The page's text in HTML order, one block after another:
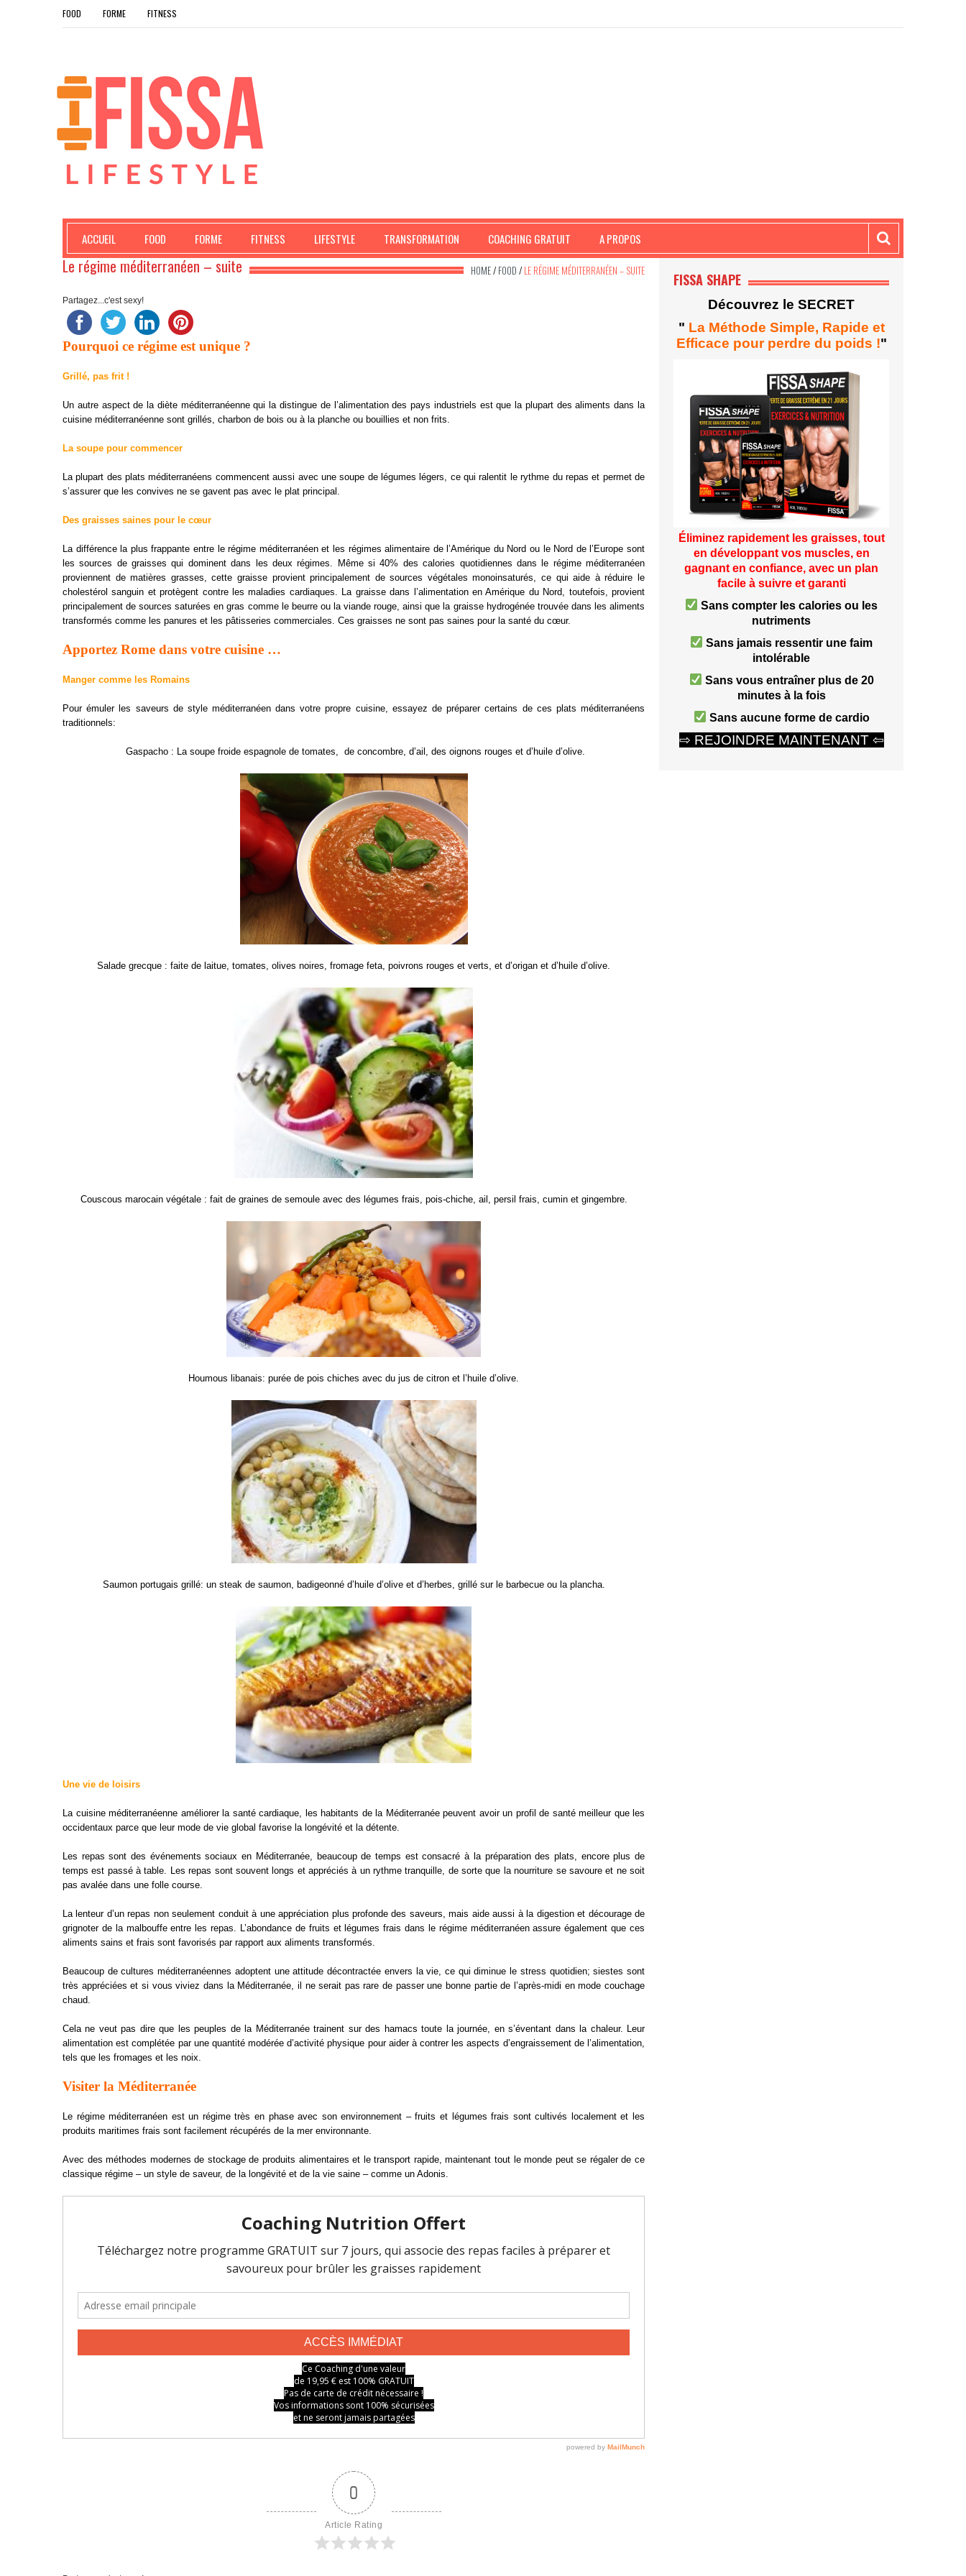
FOOD FORME FITNESS
ACCUEIL FOOD FORME FITNESS LIFESTYLE TRANSFORMATION COACHING GRATUIT A PROPOS
HOME/ FOOD / LE RÉGIME MÉDITERRANÉEN – SUITE
Le régime méditerranéen – suite
Partagez...c'est sexy!
Pourquoi ce régime est unique ?
Grillé, pas frit !
Un autre aspect de la diète méditerranéenne qui la distingue de l’alimentation des pays industriels est que la plupart des aliments dans la
cuisine méditerranéenne sont grillés, charbon de bois ou à la planche ou bouillies et non frits.
La soupe pour commencer
La plupart des plats méditerranéens commencent aussi avec une soupe de légumes légers, ce qui ralentit le rythme du repas et permet de
s’assurer que les convives ne se gavent pas avec le plat principal.
Des graisses saines pour le cœur
La différence la plus frappante entre le régime méditerranéen et les régimes alimentaire de l’Amérique du Nord ou le Nord de l’Europe sont
les sources de graisses qui dominent dans les deux régimes. Même si 40% des calories quotidiennes dans le régime méditerranéen
proviennent de matières grasses, cette graisse provient principalement de sources végétales monoinsaturés, ce qui aide à réduire le
cholestérol sanguin et protègent contre les maladies cardiaques. La graisse dans l’alimentation en Amérique du Nord, toutefois, provient
principalement de sources saturées en gras comme le beurre ou la viande rouge, ainsi que la graisse hydrogénée trouvée dans les aliments
transformés comme les panures et les pâtisseries commerciales. Ces graisses ne sont pas saines pour la santé du cœur.
Apportez Rome dans votre cuisine …
Manger comme les Romains
Pour émuler les saveurs de style méditerranéen dans votre propre cuisine, essayez de préparer certains de ces plats méditerranéens
traditionnels:
Gaspacho : La soupe froide espagnole de tomates, de concombre, d’ail, des oignons rouges et d’huile d’olive.
Salade grecque : faite de laitue, tomates, olives noires, fromage feta, poivrons rouges et verts, et d’origan et d’huile d’olive.
Couscous marocain végétale : fait de graines de semoule avec des légumes frais, pois-chiche, ail, persil frais, cumin et gingembre.
Houmous libanais: purée de pois chiches avec du jus de citron et l’huile d’olive.
Saumon portugais grillé: un steak de saumon, badigeonné d’huile d’olive et d’herbes, grillé sur le barbecue ou la plancha.
Une vie de loisirs
La cuisine méditerranéenne améliorer la santé cardiaque, les habitants de la Méditerranée peuvent avoir un profil de santé meilleur que les
occidentaux parce que leur mode de vie global favorise la longévité et la détente.
Les repas sont des événements sociaux en Méditerranée, beaucoup de temps est consacré à la préparation des plats, encore plus de
temps est passé à table. Les repas sont souvent longs et appréciés à un rythme tranquille, de sorte que la nourriture se savoure et ne soit
pas avalée dans une folle course.
La lenteur d’un repas non seulement conduit à une appréciation plus profonde des saveurs, mais aide aussi à la digestion et décourage de
grignoter de la malbouffe entre les repas. L’abondance de fruits et légumes frais dans le régime méditerranéen assure également que ces
aliments sains et frais sont favorisés par rapport aux aliments transformés.
Beaucoup de cultures méditerranéennes adoptent une attitude décontractée envers la vie, ce qui diminue le stress quotidien; siestes sont
très appréciées et si vous viviez dans la Méditerranée, il ne serait pas rare de passer une bonne partie de l’après-midi en mode couchage
chaud.
Cela ne veut pas dire que les peuples de la Méditerranée trainent sur des hamacs toute la journée, en s’éventant dans la chaleur. Leur
alimentation est complétée par une quantité modérée d’activité physique pour aider à contrer les aspects d’engraissement de l’alimentation,
tels que les fromages et les noix.
Visiter la Méditerranée
Le régime méditerranéen est un régime très en phase avec son environnement – fruits et légumes frais sont cultivés localement et les
produits maritimes frais sont facilement récupérés de la mer environnante.
Avec des méthodes modernes de stockage de produits alimentaires et le transport rapide, maintenant tout le monde peut se régaler de ce
classique régime – un style de saveur, de la longévité et de la vie saine – comme un Adonis.
0
Article Rating
FISSA SHAPE
Découvrez le SECRET
" La Méthode Simple, Rapide et
Efficace pour perdre du poids !"
Éliminez rapidement les graisses, tout
en développant vos muscles, en
gagnant en confiance, avec un plan
facile à suivre et garanti
Sans compter les calories ou les
nutriments
Sans jamais ressentir une faim
intolérable
Sans vous entraîner plus de 20
minutes à la fois
Sans aucune forme de cardio
⇨ REJOINDRE MAINTENANT ⇦